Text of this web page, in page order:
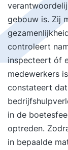
gebouw is. Zij
controleert
inspecteert óf
medewerkers
constateert
in de
optreden.
in bepaalde